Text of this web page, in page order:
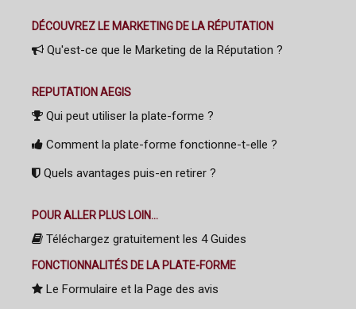
DÉCOUVREZ LE MARKETING DE LA RÉPUTATION
Qu'est-ce que le Marketing de la Réputation ?
REPUTATION AEGIS
Qui peut utiliser la plate-forme ?
Comment la plate-forme fonctionne-t-elle ?
Quels avantages puis-en retirer ?
POUR ALLER PLUS LOIN...
Téléchargez gratuitement les 4 Guides
FONCTIONNALITÉS DE LA PLATE-FORME
Le Formulaire et la Page des avis